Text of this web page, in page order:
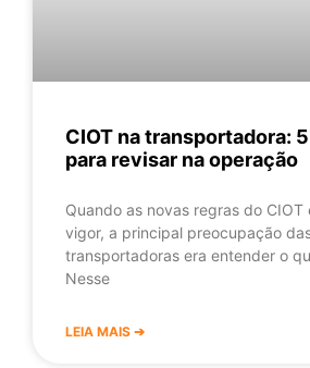
CIOT na transportadora:
para revisar na operação
Quando as novas regras do CIOT
vigor, a principal preocupação
transportadoras era entender o
Nesse
LEIA MAIS ➔